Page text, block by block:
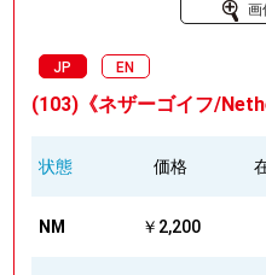
画
JP EN
(103)《ネザーゴイフ/
状態 価格
NM ￥2,200